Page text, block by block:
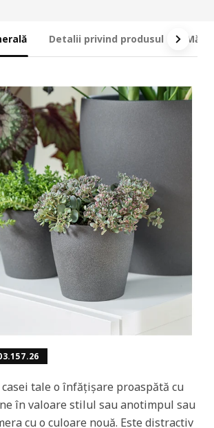
Detalii privind produsul
tale o înfățișare proaspătă cu
în valoare stilul sau anotimpul sau
cu o culoare nouă. Este distractiv